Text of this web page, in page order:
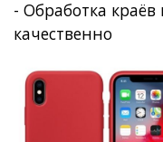
- Обработка
качественно